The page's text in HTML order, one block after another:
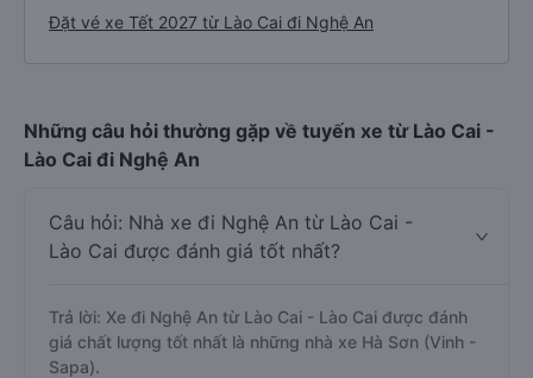
Đặt vé xe Tết 2027 từ Lào Cai đi Nghệ An
Những câu hỏi thường gặp về tuyến xe từ Lào Cai -
Lào Cai đi Nghệ An
Câu hỏi: Nhà xe đi Nghệ An từ Lào Cai -
Lào Cai được đánh giá tốt nhất?
Trả lời: Xe đi Nghệ An từ Lào Cai - Lào Cai được đánh
giá chất lượng tốt nhất là những nhà xe Hà Sơn (Vinh -
Sapa).